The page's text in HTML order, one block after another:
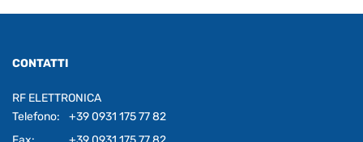
CONTATTI
RF ELETTRONICA
Telefono:
+39 0931 175 77 82